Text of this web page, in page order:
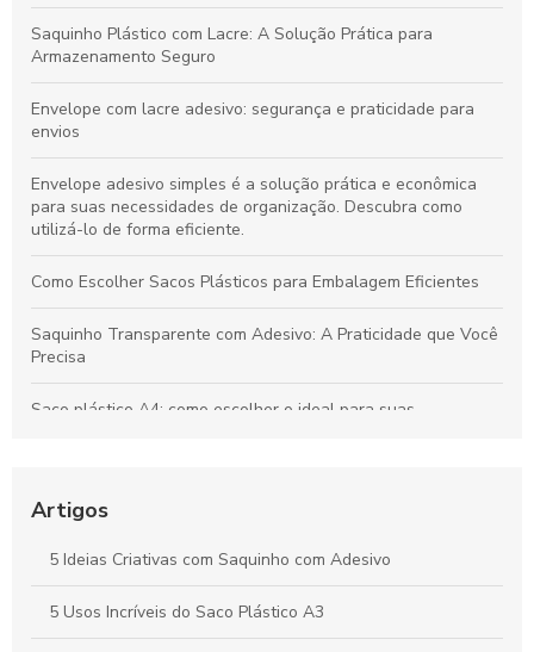
Saquinho Plástico com Lacre: A Solução Prática para
Armazenamento Seguro
Envelope com lacre adesivo: segurança e praticidade para
envios
Envelope adesivo simples é a solução prática e econômica
para suas necessidades de organização. Descubra como
utilizá-lo de forma eficiente.
Como Escolher Sacos Plásticos para Embalagem Eficientes
Saquinho Transparente com Adesivo: A Praticidade que Você
Precisa
Saco plástico A4: como escolher o ideal para suas
corretamente
Vantagens e Aplicações do Saco Polipropileno no Dia a Dia
Artigos
5 Ideias Criativas com Saquinho com Adesivo
5 Usos Incríveis do Saco Plástico A3